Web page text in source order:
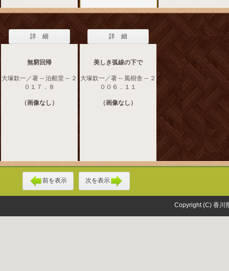
詳 細
無窮回帰
大塚欽一／著 -- 泊船堂 -- ２
０１７．８
（画像なし）
詳 細
美しき弧線の下で
大塚欽一／著 -- 風樹舎 -- ２
００６．１１
（画像なし）
前を表示 次を表示
Copyright (C) 香川